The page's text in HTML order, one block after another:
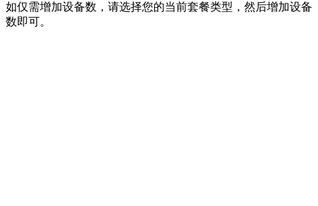
如仅需增加设备数，请选择您的当前套餐类型，然后增加设备
数即可。